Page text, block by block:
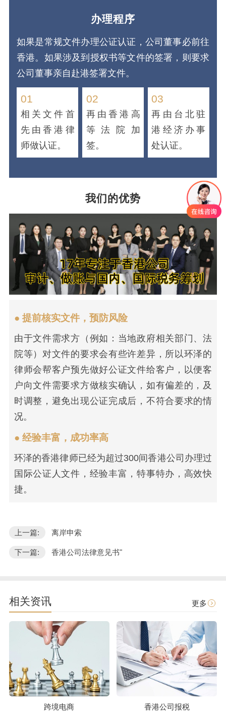
办理程序
如果是常规文件办理公证认证，公司董事必前往
香港。如果涉及到授权书等文件的签署，则要求
公司董事亲自赴港签署文件。
01
相关文件首
先由香港律
师做认证。
02
再由香港高
等法院加
签。
03
再由台北驻
港经济办事
处认证。
我们的优势
● 提前核实文件，预防风险
由于文件需求方（例如：当地政府相关部门、法
院等）对文件的要求会有些许差异，所以环泽的
律师会帮客户预先做好公证文件给客户，以便客
户向文件需要求方做核实确认，如有偏差的，及
时调整，避免出现公证完成后，不符合要求的情
况。
● 经验丰富，成功率高
环泽的香港律师已经为超过300间香港公司办理过
国际公证人文件，经验丰富，特事特办，高效快
捷。
上一篇: 离岸申索
下一篇: 香港公司法律意见书"
相关资讯 更多
跨境电商 香港公司报税